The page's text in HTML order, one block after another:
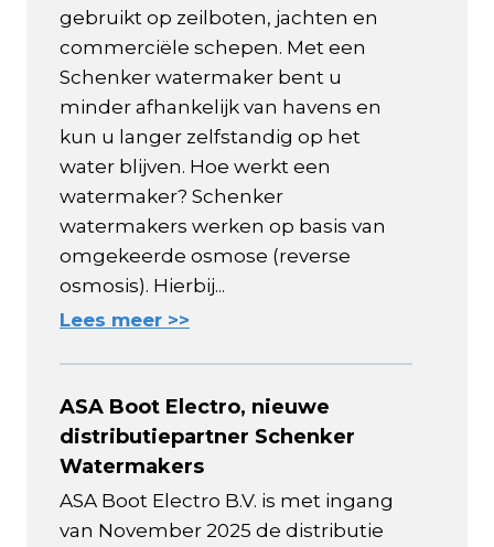
gebruikt op zeilboten, jachten en
commerciële schepen. Met een
Schenker watermaker bent u
minder afhankelijk van havens en
kun u langer zelfstandig op het
water blijven. Hoe werkt een
watermaker? Schenker
watermakers werken op basis van
omgekeerde osmose (reverse
osmosis). Hierbij...
Lees meer >>
ASA Boot Electro, nieuwe
distributiepartner Schenker
Watermakers
ASA Boot Electro B.V. is met ingang
van November 2025 de distributie